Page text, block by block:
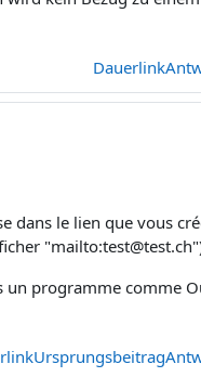
Dauerlink
dans le lien que vous
un programme comme
Ursprungsbeitrag